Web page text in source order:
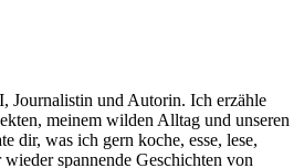
und Autorin. Ich erzähle
meinem wilden Alltag und unseren
dir, was ich gern koche, esse, lese,
spannende Geschichten von